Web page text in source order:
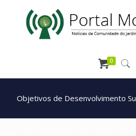
0
Objetivos de Desenvolvimento